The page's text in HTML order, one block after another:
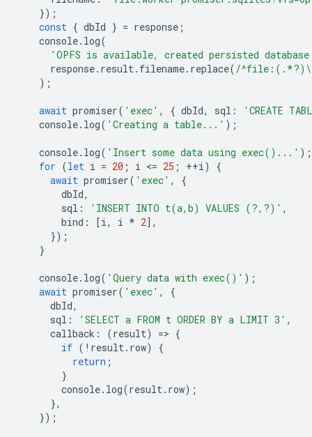
});
const { dbId } = response ;
console. log(
'OPFS is available, created persisted
response. result. filename. replace( /
);
await promiser( 'exec' , { dbId, sql :
'CREATE
console. log( 'Creating a table...' );
console. log( 'Insert some data using exec()...' );
for (let i = 20 ; i <= 25 ; ++i)
{
await promiser( 'exec' ,
{
dbId,
sql : 'INSERT INTO t(a,b) VALUES (?,?)' ,
bind : [i, i * 2],
});
}
console. log( 'Query data with exec()' );
await promiser( 'exec' ,
{
dbId,
sql : 'SELECT a FROM t ORDER BY a LIMIT 3' ,
callback : (result) => {
if ( ! result. row)
{
return ;
}
console. log(result. row);
},
});